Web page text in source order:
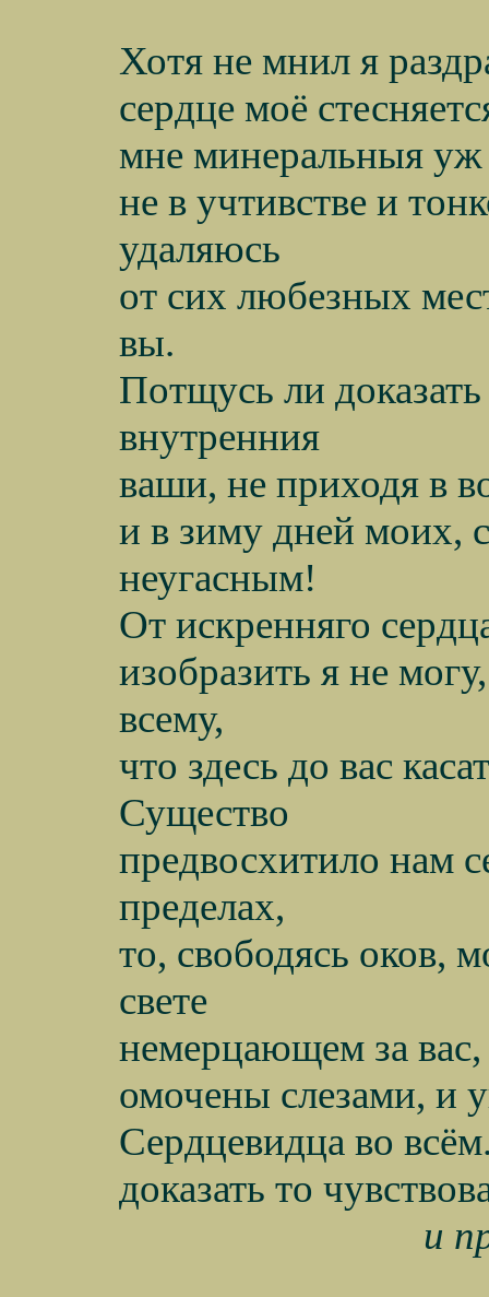
Хотя не мнил я
сердце моё
мне минеральныя уж
не в учтивстве и
удаляюсь
от сих любезных
вы.
Потщусь ли
внутренния
ваши, не приходя в
и в зиму дней моих,
неугасным!
От искренняго
изобразить я не
всему,
что здесь до вас
Существо
предвосхитило нам
пределах,
то, свободясь оков,
свете
немерцающем за
омочены слезами, и
Сердцевидца во
доказать то
и